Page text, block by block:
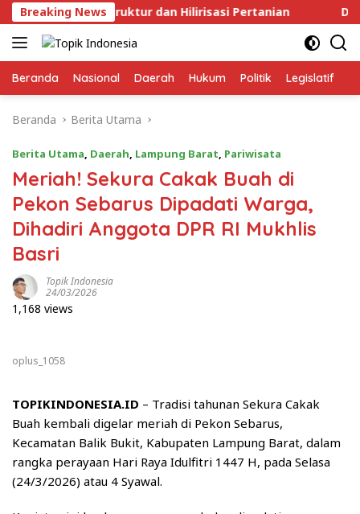
Langsung
ke
konten
Breaking News
Infrastruktur dan Hilirisasi Pertanian Dugaan
Beranda Nasional Daerah Hukum Politik Legislatif
Beranda Berita Utama
Berita Utama, Daerah, Lampung Barat, Pariwisata
Meriah! Sekura Cakak Buah di
Pekon Sebarus Dipadati Warga,
Dihadiri Anggota DPR RI Mukhlis
Basri
Topik Indonesia
24/03/2026
1,168 views
oplus_1058
TOPIKINDONESIA.ID – Tradisi tahunan Sekura Cakak
Buah kembali digelar meriah di Pekon Sebarus,
Kecamatan Balik Bukit, Kabupaten Lampung Barat, dalam
rangka perayaan Hari Raya Idulfitri 1447 H, pada Selasa
(24/3/2026) atau 4 Syawal.